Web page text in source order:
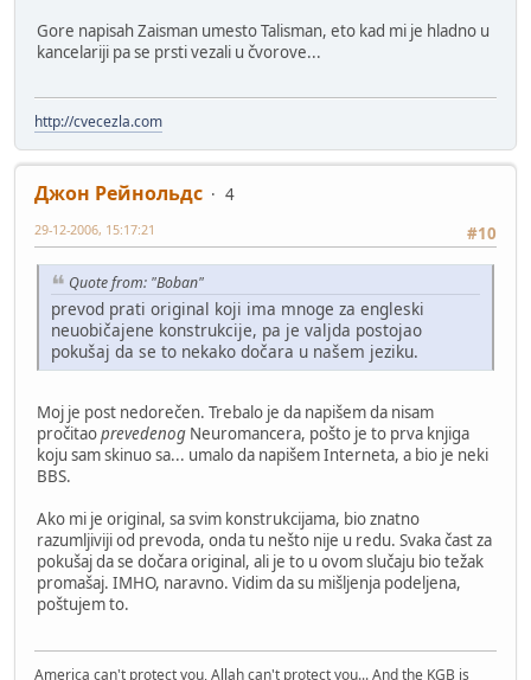
Gore napisah Zaisman umesto Talisman, eto kad mi je hladno u
kancelariji pa se prsti vezali u čvorove...
http://cvecezla.com
Джон Рейнольдс
4
#10
29-12-2006, 15:17:21
Quote from: "Boban"
prevod prati original koji ima mnoge za engleski
neuobičajene konstrukcije, pa je valjda postojao
pokušaj da se to nekako dočara u našem jeziku.
Moj je post nedorečen. Trebalo je da napišem da nisam
pročitaoprevedenog Neuromancera, pošto je to prva knjiga
koju sam skinuo sa... umalo da napišem Interneta, a bio je neki
BBS.
Ako mi je original, sa svim konstrukcijama, bio znatno
razumljiviji od prevoda, onda tu nešto nije u redu. Svaka čast za
pokušaj da se dočara original, ali je to u ovom slučaju bio težak
promašaj. IMHO, naravno. Vidim da su mišljenja podeljena,
poštujem to.
America can't protect you, Allah can't protect you... And the KGB is